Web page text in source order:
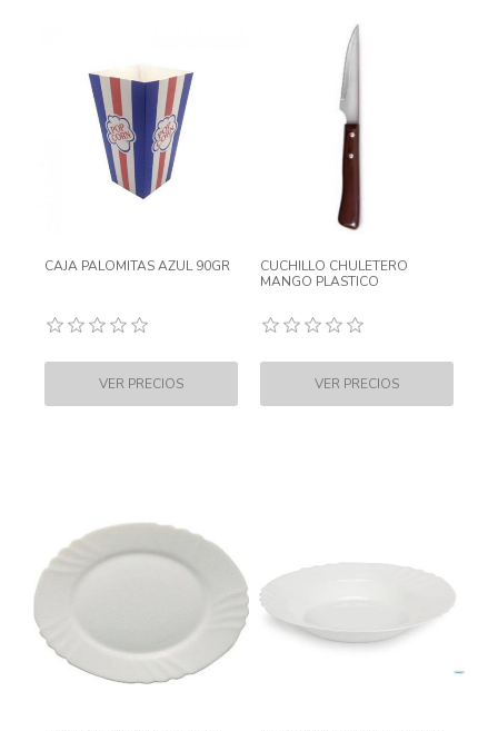
CAJA PALOMITAS AZUL 90GR
CUCHILLO CHULETERO
MANGO PLASTICO